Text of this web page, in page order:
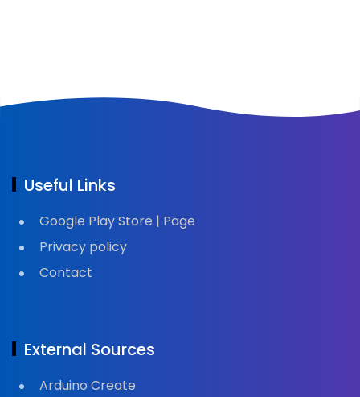
Useful Links
Google Play Store | Page
Privacy policy
Contact
External Sources
Arduino Create